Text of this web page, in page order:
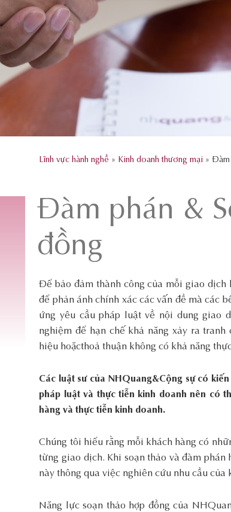
Lĩnh vực hành nghề » Kinh doanh thương mại » Đàm
Đàm phán &
đồng
Để bảo đảm thành công của mỗi giao dịch
để phản ánh chính xác các vấn đề mà các
ứng yêu cầu pháp luật về nội dung giao
nghiệm để hạn chế khả năng xảy ra
hiệu hoặcthoả thuận không có khả năng
Các luật sư của NHQuang&Cộng sự có
pháp luật và thựctiễn kinh doanh nên có
hàng và thực tiễn kinh doanh.
Chúng tôi hiểu rằng mỗi khách hàng có
từng giao dịch. Khi soạn thảo và đàm phán
này thông qua việc nghiên cứu nhu cầu của
Năng lực soạn thảo hợp đồng của